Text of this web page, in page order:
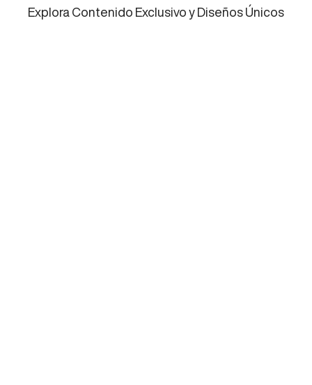
Explora Contenido Exclusivo y Diseños Únicos